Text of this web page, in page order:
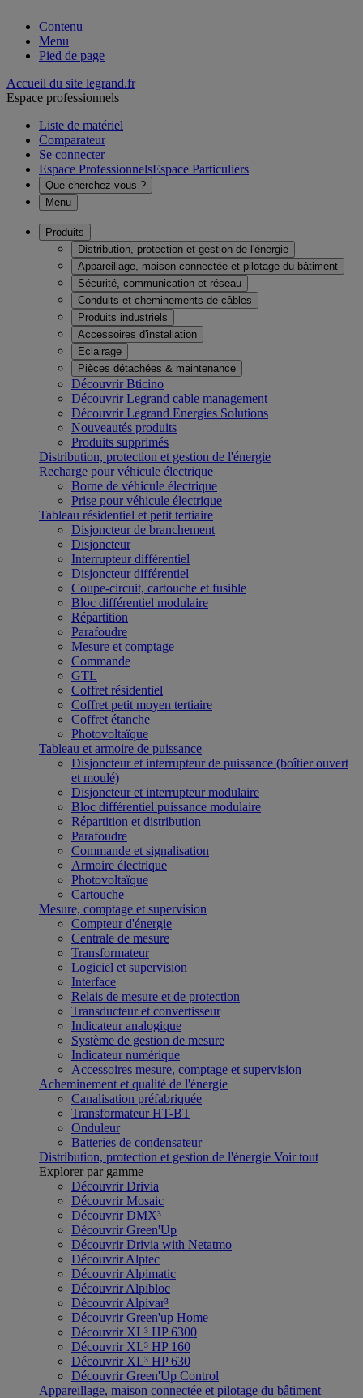
Contenu
Menu
Pied de page
Accueil du site legrand.fr
Espace professionnels
Liste de matériel
Comparateur
Se connecter
Espace ProfessionnelsEspace Particuliers
Que cherchez-vous ?
Menu
Produits
Distribution, protection et gestion de l'énergie
Appareillage, maison connectée et pilotage du bâtiment
Sécurité, communication et réseau
Conduits et cheminements de câbles
Produits industriels
Accessoires d'installation
Eclairage
Pièces détachées & maintenance
Découvrir Bticino
Découvrir Legrand cable management
Découvrir Legrand Energies Solutions
Nouveautés produits
Produits supprimés
Distribution, protection et gestion de l'énergie
Recharge pour véhicule électrique
Borne de véhicule électrique
Prise pour véhicule électrique
Tableau résidentiel et petit tertiaire
Disjoncteur de branchement
Disjoncteur
Interrupteur différentiel
Disjoncteur différentiel
Coupe-circuit, cartouche et fusible
Bloc différentiel modulaire
Répartition
Parafoudre
Mesure et comptage
Commande
GTL
Coffret résidentiel
Coffret petit moyen tertiaire
Coffret étanche
Photovoltaïque
Tableau et armoire de puissance
Disjoncteur et interrupteur de puissance (boîtier ouvert
et moulé)
Disjoncteur et interrupteur modulaire
Bloc différentiel puissance modulaire
Répartition et distribution
Parafoudre
Commande et signalisation
Armoire électrique
Photovoltaïque
Cartouche
Mesure, comptage et supervision
Compteur d'énergie
Centrale de mesure
Transformateur
Logiciel et supervision
Interface
Relais de mesure et de protection
Transducteur et convertisseur
Indicateur analogique
Système de gestion de mesure
Indicateur numérique
Accessoires mesure, comptage et supervision
Acheminement et qualité de l'énergie
Canalisation préfabriquée
Transformateur HT-BT
Onduleur
Batteries de condensateur
Distribution, protection et gestion de l'énergie Voir tout
Explorer par gamme
Découvrir Drivia
Découvrir Mosaic
Découvrir DMX³
Découvrir Green'Up
Découvrir Drivia with Netatmo
Découvrir Alptec
Découvrir Alpimatic
Découvrir Alpibloc
Découvrir Alpivar³
Découvrir Green'up Home
Découvrir XL³ HP 6300
Découvrir XL³ HP 160
Découvrir XL³ HP 630
Découvrir Green'Up Control
Appareillage, maison connectée et pilotage du bâtiment